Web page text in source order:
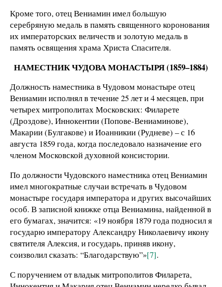
Кроме того, отец Вениамин имел большую
серебряную медаль в память священного коронования
их императорских величеств и золотую медаль в
память освящения храма Христа Спасителя.
НАМЕСТНИК ЧУДОВА МОНАСТЫРЯ (1859–1884)
Должность наместника в Чудовом монастыре отец
Вениамин исполнял в течение 25 лет и 4 месяцев, при
четырех митрополитах Московских: Филарете
(Дроздове), Иннокентии (Попове-Вениаминове),
Макарии (Булгакове) и Иоанникии (Рудневе) – с 16
августа 1859 года, когда последовало назначение его
членом Московской духовной консистории.
По должности Чудовского наместника отец Вениамин
имел многократные случаи встречать в Чудовом
монастыре государя императора и других высочайших
особ. В записной книжке отца Вениамина, найденной в
его бумагах, значится: «19 ноября 1879 года подносил я
государю императору Александру Николаевичу икону
святителя Алексия, и государь, приняв икону,
соизволил сказать: “Благодарствую”»[7].
С поручением от владык митрополитов Филарета,